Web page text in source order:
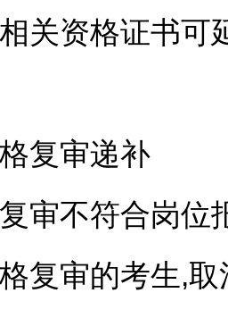
关资格证书可
审递补
不符合岗位
复审的考生,